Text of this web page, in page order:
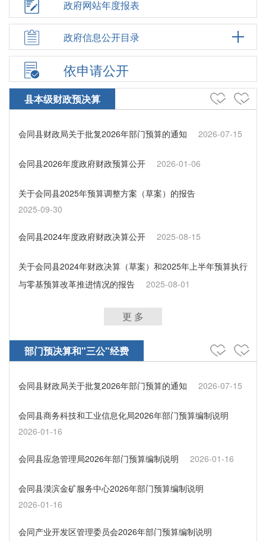
政府网站年度报表
政府信息公开目录
依申请公开
县本级财政预决算
会同县财政局关于批复2026年部门预算的通知 2026-07-15
会同县2026年度政府财政预算公开 2026-01-06
关于会同县2025年预算调整方案（草案）的报告
2025-09-30
会同县2024年度政府财政决算公开 2025-08-15
关于会同县2024年财政决算（草案）和2025年上半年预算执行
与零基预算改革推进情况的报告
2025-08-01
更 多
部门预决算和"三公"经费
会同县财政局关于批复2026年部门预算的通知 2026-07-15
会同县商务科技和工业信息化局2026年部门预算编制说明
2026-01-16
会同县应急管理局2026年部门预算编制说明 2026-01-16
会同县漠滨金矿服务中心2026年部门预算编制说明
2026-01-16
会同产业开发区管理委员会2026年部门预算编制说明